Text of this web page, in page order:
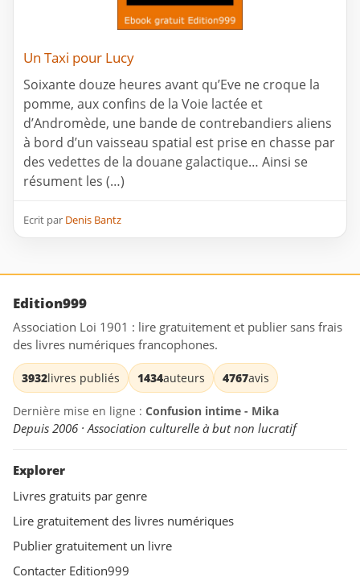
Un Taxi pour Lucy
Soixante douze heures avant qu’Eve ne croque la
pomme, aux confins de la Voie lactée et
d’Andromède, une bande de contrebandiers aliens
à bord d’un vaisseau spatial est prise en chasse par
des vedettes de la douane galactique… Ainsi se
résument les (…)
Ecrit par Denis Bantz
Edition999
Association Loi 1901 : lire gratuitement et publier sans frais
des livres numériques francophones.
3932livres publiés 1434auteurs 4767avis
Dernière mise en ligne : Confusion intime - Mika
Depuis 2006 · Association culturelle à but non lucratif
Explorer
Livres gratuits par genre
Lire gratuitement des livres numériques
Publier gratuitement un livre
Contacter Edition999